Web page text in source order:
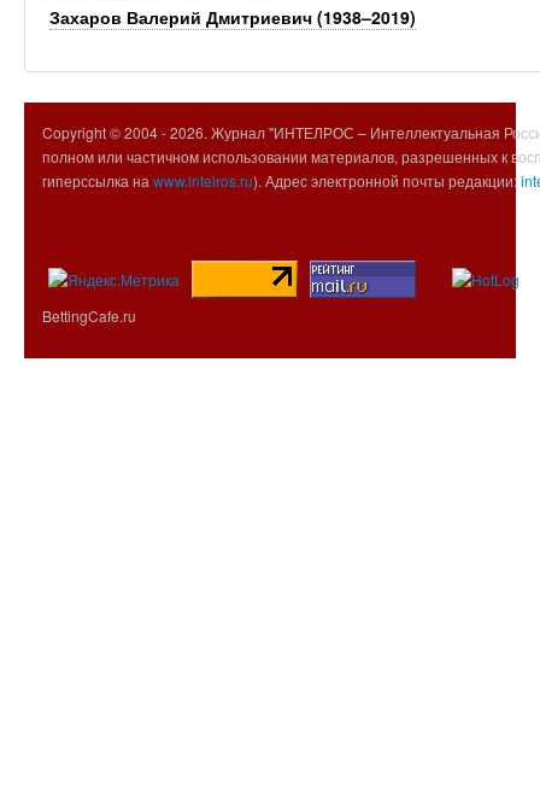
Захаров Валерий Дмитриевич (1938–2019)
Copyright © 2004 -2026. Журнал "ИНТЕЛРОС – Интеллектуальная
полном или частичном использовании материалов, разрешенных к
гиперссылка на www.intelros.ru). Адрес электронной почты редакции:
BettingCafe.ru